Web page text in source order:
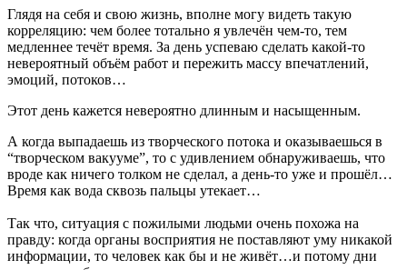
Глядя на себя и свою жизнь, вполне могу видеть такую
корреляцию: чем более тотально я увлечён чем-то, тем
медленнее течёт время. За день успеваю сделать какой-то
невероятный объём работ и пережить массу впечатлений,
эмоций, потоков…
Этот день кажется невероятно длинным и насыщенным.
А когда выпадаешь из творческого потока и оказываешься в
“творческом вакууме”, то с удивлением обнаруживаешь, что
вроде как ничего толком не сделал, а день-то уже и прошёл…
Время как вода сквозь пальцы утекает…
Так что, ситуация с пожилыми людьми очень похожа на
правду: когда органы восприятия не поставляют уму никакой
информации, то человек как бы и не живёт…и потому дни